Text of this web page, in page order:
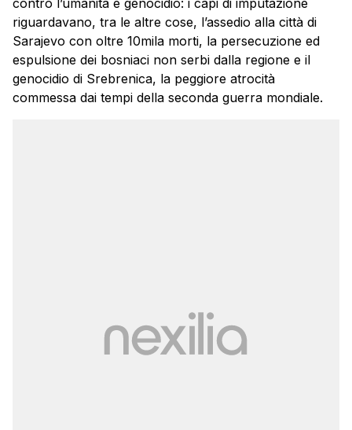
riguardavano, tra le altre cose, l’assedio alla città di
Sarajevo con oltre 10mila morti, la persecuzione ed
espulsione dei bosniaci non serbi dalla regione e il
genocidio di Srebrenica, la peggiore atrocità
commessa dai tempi della seconda guerra mondiale.